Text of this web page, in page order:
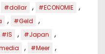
#dollar , #ECONOMIE ,
, #Geld ,
#IS , #Japan ,
, #Meer ,